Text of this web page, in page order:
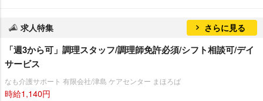
求人特集 さらに見る
「週3から可」調理スタッフ/調理師免許必須/シフト相談可/デイ
サービス
なも介護サポート 有限会社/津島 ケアセンター まほろば
時給1,140円